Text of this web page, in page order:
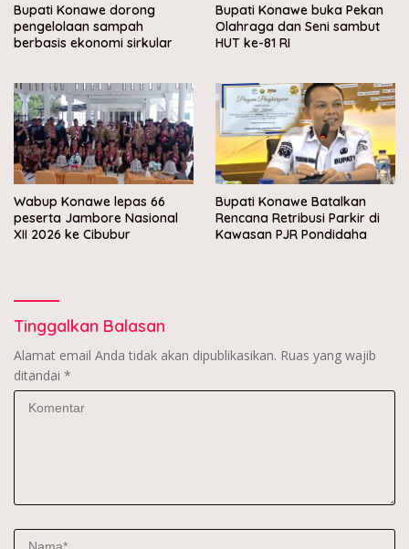
Bupati Konawe dorong
pengelolaan sampah
berbasis ekonomi sirkular
Bupati Konawe buka Pekan
Olahraga dan Seni sambut
HUT ke-81 RI
Wabup Konawe lepas 66
peserta Jambore Nasional
XII 2026 ke Cibubur
Bupati Konawe Batalkan
Rencana Retribusi Parkir di
Kawasan PJR Pondidaha
Tinggalkan Balasan
Alamat email Anda tidak akan dipublikasikan. Ruas yang wajib
ditandai *